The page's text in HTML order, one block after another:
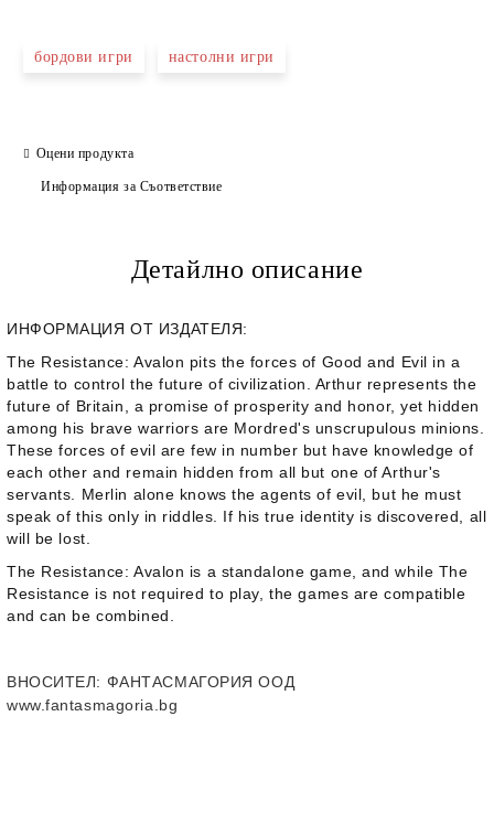
бордови игри настолни игри
Оцени продукта
Информация за Съответствие
Детайлно описание
ИНФОРМАЦИЯ ОТ ИЗДАТЕЛЯ:
The Resistance: Avalon pits the forces of Good and Evil in a
battle to control the future of civilization. Arthur represents the
future of Britain, a promise of prosperity and honor, yet hidden
among his brave warriors are Mordred's unscrupulous minions.
These forces of evil are few in number but have knowledge of
each other and remain hidden from all but one of Arthur's
servants. Merlin alone knows the agents of evil, but he must
speak of this only in riddles. If his true identity is discovered, all
will be lost.
The Resistance: Avalon is a standalone game, and while The
Resistance is not required to play, the games are compatible
and can be combined.
ВНОСИТЕЛ: ФАНТАСМАГОРИЯ ООД
www.fantasmagoria.bg